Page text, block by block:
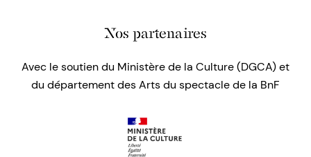
Nos partenaires
Avec le soutien du Ministère de la Culture (DGCA) et
du département des Arts du spectacle de la BnF